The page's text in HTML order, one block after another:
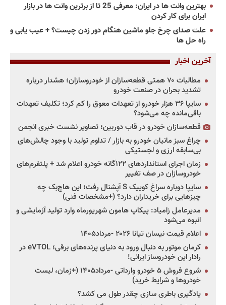
بهترین وانت ها در ایران: معرفی 25 تا از برترین وانت ها در بازار
ایران برای کار کردن
علت صدای چرخ جلو ماشین هنگام دور زدن چیست؟ + عیب یابی و
راه حل ها
آخرین اخبار
مطالبات ۷۰ همتی قطعه‌سازان از خودروسازان؛ هشدار درباره
تشدید بحران در صنعت خودرو
سایپا ۳۶ هزار خودرو از تعهدات معوق را کم کرد؛ تکلیف تعهدات
باقی‌مانده چه می‌شود؟
قطعه‌سازان خودرو در قاب دوربین؛ تصاویر نشست خبری انجمن
چراغ سبز مانیان خودرو به بازار / تداوم تولید با وجود چالش‌های
بی‌سابقه ارزی و لجستیکی
زمان اجرای استانداردهای ۱۲۲گانه خودرو اعلام شد + پلتفرم‌های
خودروسازان در صف تغییر
سایپا دوباره سراغ کوییک S آپشنال رفت؛ این هاچ‌بک چه
چیزهایی برای خریداران دارد؟ (+مشخصات فنی)
مدیرعامل زامیاد: پیکاپ هامون شهریورماه وارد تولید آزمایشی و
انبوه می‌شود
اعلام قیمت نیسان تیانا ۲۰۲۶ -مرداد۱۴۰۵
کرمان موتور به دنبال ورود به دنیای پرنده‌های برقی؛ eVTOL در
رادار این خودروساز ایرانی!
شروع فروش ۵ خودرو وارداتی -مرداد۱۴۰۵ (+زمان، لیست
خودروها و شرایط خرید)
یادگیری باطری سازی چقدر طول می کشد؟